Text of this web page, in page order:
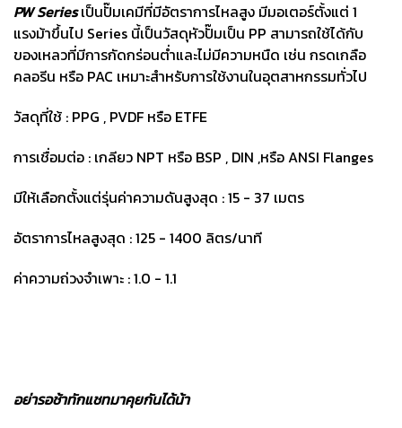
PW Seriesเป็นปั๊มเคมีที่มีอัตราการไหลสูง มีมอเตอร์ตั้งแต่ 1
แรงม้าขึ้นไป Series นี้เป็นวัสดุหัวปั๊มเป็น PP สามารถใช้ได้กับ
ของเหลวที่มีการกัดกร่อนต่ำและไม่มีความหนืด เช่น กรดเกลือ
คลอรีน หรือ PAC เหมาะสำหรับการใช้งานในอุตสาหกรรมทั่วไป
วัสดุที่ใช้ : PPG , PVDF หรือ ETFE
การเชื่อมต่อ : เกลียว NPT หรือ BSP , DIN ,หรือ ANSI Flanges
มีให้เลือกตั้งแต่รุ่นค่าความดันสูงสุด : 15 - 37 เมตร
อัตราการไหลสูงสุด : 125 - 1400 ลิตร/นาที
ค่าความถ่วงจำเพาะ : 1.0 - 1.1
อย่ารอช้าทักแชทมาคุยกันได้น้า